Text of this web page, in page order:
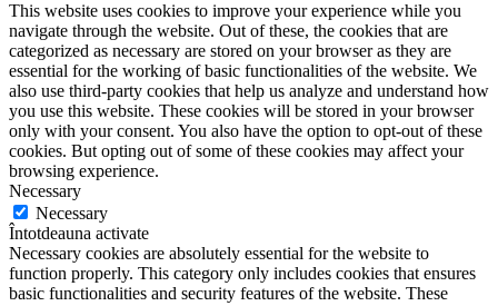
This website uses cookies to improve your experience while you
navigate through the website. Out of these, the cookies that are
categorized as necessary are stored on your browser as they are
essential for the working of basic functionalities of the website. We
also use third-party cookies that help us analyze and understand how
you use this website. These cookies will be stored in your browser
only with your consent. You also have the option to opt-out of these
cookies. But opting out of some of these cookies may affect your
browsing experience.
Necessary
Necessary
Întotdeauna activate
Necessary cookies are absolutely essential for the website to
function properly. This category only includes cookies that ensures
basic functionalities and security features of the website. These